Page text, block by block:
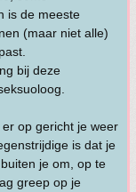
is de meeste
(maar niet alle)
bij deze
op gericht je weer
is dat je
je om, op te
greep op je